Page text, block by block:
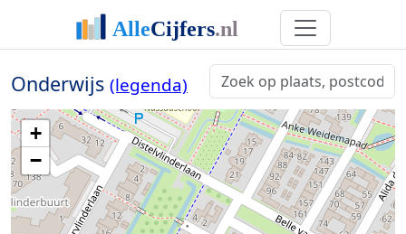
Onderwijs (legenda)
+
−